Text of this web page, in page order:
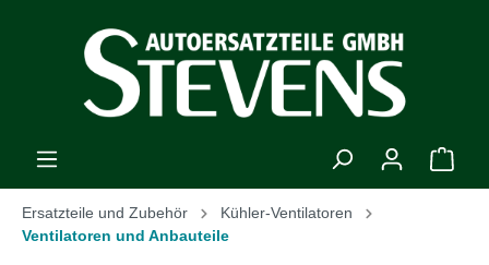
Ersatzteile und Zubehör
Kühler-Ventilatoren
Ventilatoren und Anbauteile